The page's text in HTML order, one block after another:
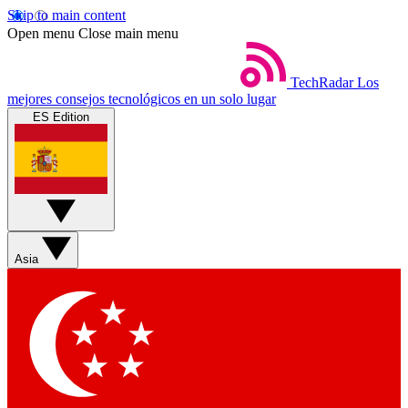
Skip to main content
Open menu Close main menu
TechRadar Los
mejores consejos tecnológicos en un solo lugar
ES Edition
Asia